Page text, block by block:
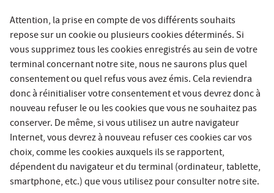
Attention, la prise en compte de vos différents souhaits
repose sur un cookie ou plusieurs cookies déterminés. Si
vous supprimez tous les cookies enregistrés au sein de votre
terminal concernant notre site, nous ne saurons plus quel
consentement ou quel refus vous avez émis. Cela reviendra
donc à réinitialiser votre consentement et vous devrez donc à
nouveau refuser le ou les cookies que vous ne souhaitez pas
conserver. De même, si vous utilisez un autre navigateur
Internet, vous devrez à nouveau refuser ces cookies car vos
choix, comme les cookies auxquels ils se rapportent,
dépendent du navigateur et du terminal (ordinateur, tablette,
smartphone, etc.) que vous utilisez pour consulter notre site.